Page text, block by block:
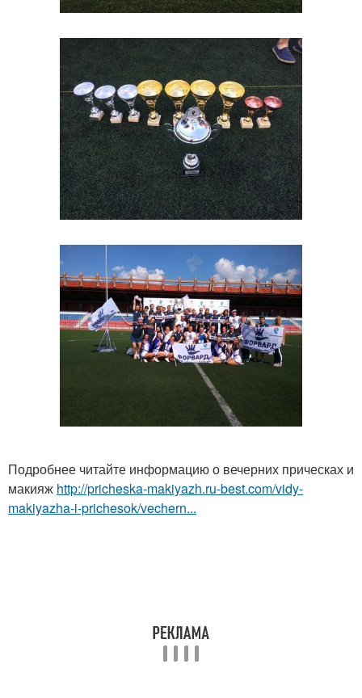
Подробнее читайте информацию о вечерних прическах и
макияж http://pricheska-makiyazh.ru-best.com/vidy-
makiyazha-i-prichesok/vechern...